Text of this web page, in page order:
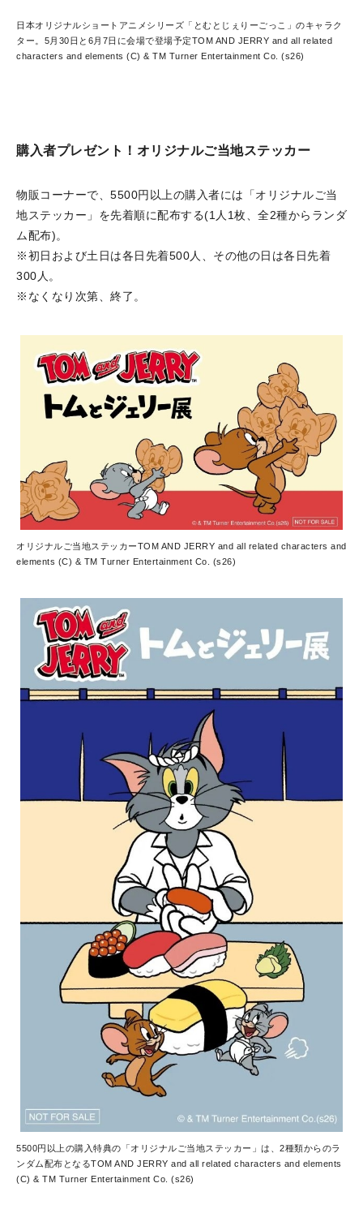
日本オリジナルショートアニメシリーズ「とむとじぇりーごっこ」のキャラク
ター。5月30日と6月7日に会場で登場予定TOM AND JERRY and all related
characters and elements (C) & TM Turner Entertainment Co. (s26)
購入者プレゼント！オリジナルご当地ステッカー
物販コーナーで、5500円以上の購入者には「オリジナルご当
地ステッカー」を先着順に配布する(1人1枚、全2種からランダ
ム配布)。
※初日および土日は各日先着500人、その他の日は各日先着
300人。
※なくなり次第、終了。
オリジナルご当地ステッカーTOM AND JERRY and all related characters and
elements (C) & TM Turner Entertainment Co. (s26)
5500円以上の購入特典の「オリジナルご当地ステッカー」は、2種類からのラ
ンダム配布となるTOM AND JERRY and all related characters and elements
(C) & TM Turner Entertainment Co. (s26)